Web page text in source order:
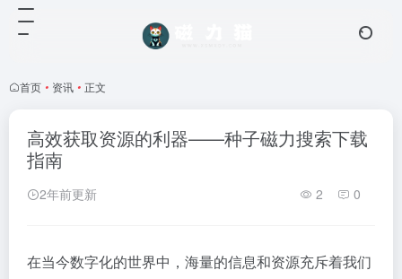
首页 • 资讯 • 正文
高效获取资源的利器——种子磁力搜索下载
指南
2年前更新 2 0
在当今数字化的世界中，海量的信息和资源充斥着我们